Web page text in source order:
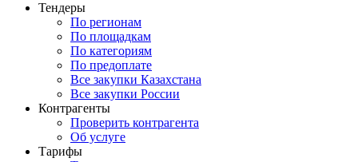
Тендеры
По регионам
По площадкам
По категориям
По предоплате
Все закупки Казахстана
Все закупки России
Контрагенты
Проверить контрагента
Об услуге
Тарифы